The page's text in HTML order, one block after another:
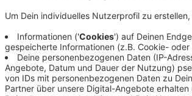
Anzeige
Park & Ride-Plätze
Anzeige